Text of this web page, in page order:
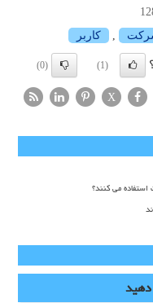
كاربر
(1)
(0)
X
می کنند؟